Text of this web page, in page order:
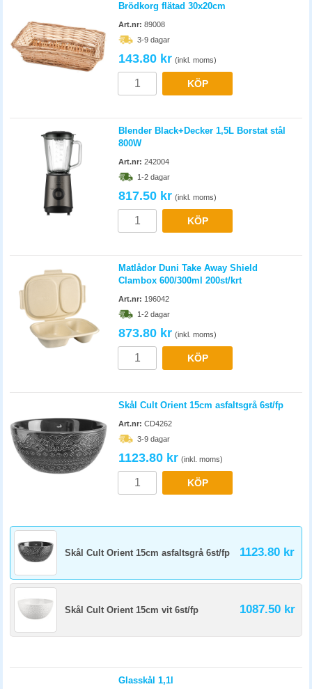
Brödkorg flätad 30x20cm
Art.nr: 89008
3-9 dagar
143.80 kr (inkl. moms)
KÖP
Blender Black+Decker 1,5L Borstat stål
800W
Art.nr: 242004
1-2 dagar
817.50 kr (inkl. moms)
KÖP
Matlådor Duni Take Away Shield
Clambox 600/300ml 200st/krt
Art.nr: 196042
1-2 dagar
873.80 kr (inkl. moms)
KÖP
Skål Cult Orient 15cm asfaltsgrå 6st/fp
Art.nr: CD4262
3-9 dagar
1123.80 kr (inkl. moms)
KÖP
Skål Cult Orient 15cm asfaltsgrå 6st/fp 1123.80 kr
Skål Cult Orient 15cm vit 6st/fp 1087.50 kr
Glasskål 1,1l